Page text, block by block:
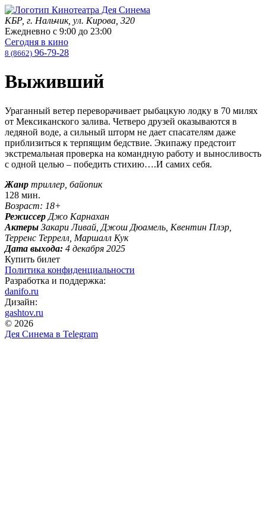
КБР, г. Нальчик, ул. Кирова, 320
Ежедневно с 9:00 до 23:00
Сегодня в кино
8 (8662) 96-79-28
Выживший
Ураганный ветер переворачивает рыбацкую лодку в 70 милях
от Мексиканского залива. Четверо друзей оказываются в
ледяной воде, а сильный шторм не дает спасателям даже
приблизиться к терпящим бедствие. Экипажу предстоит
экстремальная проверка на командную работу и выносливость
с одной целью – победить стихию….И самих себя.
Жанр триллер, байопик
128 мин.
Возраст: 18+
Режиссер Джо Карнахан
Актеры Закари Ливай, Джош Дюамель, Квентин Плэр,
Терренс Террелл, Маршалл Кук
Дата выхода: 4 декабря 2025
Купить билет
Политика конфиденциальности
Разработка и поддержка:
danifo.ru
Дизайн:
gashtov.ru
© 2026
Дея Синема в Telegram